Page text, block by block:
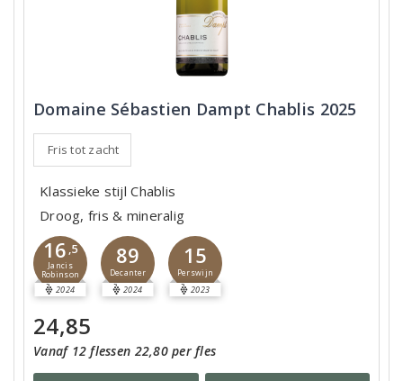
Domaine Sébastien Dampt Chablis 2025
Fris tot zacht
Klassieke stijl Chablis
Droog, fris & mineralig
16 ,5
Jancis
Robinson
2024
89
Decanter
2024
15
Perswijn
2023
24,85
Vanaf 12 flessen 22,80 per fles